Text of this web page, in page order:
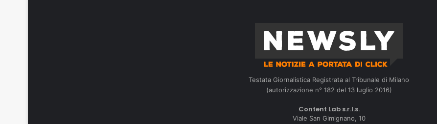
Testata Giornalistica Registrata al Tribunale di Milano
(autorizzazione n° 182 del 13 luglio 2016)
Content Lab s.r.l.s.
Viale San Gimignano, 10